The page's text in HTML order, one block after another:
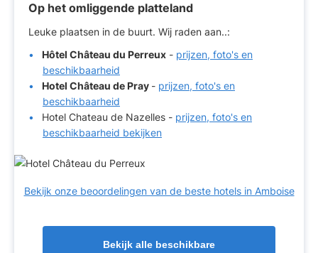
Op het omliggende platteland
Leuke plaatsen in de buurt. Wij raden aan..:
Hôtel Château du Perreux - prijzen, foto's en
beschikbaarheid
Hotel Château de Pray - prijzen, foto's en
beschikbaarheid
Hotel Chateau de Nazelles - prijzen, foto's en
beschikbaarheid bekijken
Bekijk onze beoordelingen van de beste hotels in Amboise
Bekijk alle beschikbare